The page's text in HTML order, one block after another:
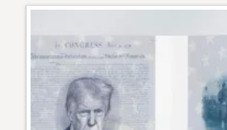
Nacional
Política